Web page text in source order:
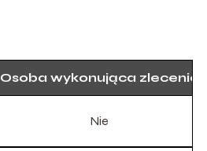
Osoba wykonująca zlecenie
Nie